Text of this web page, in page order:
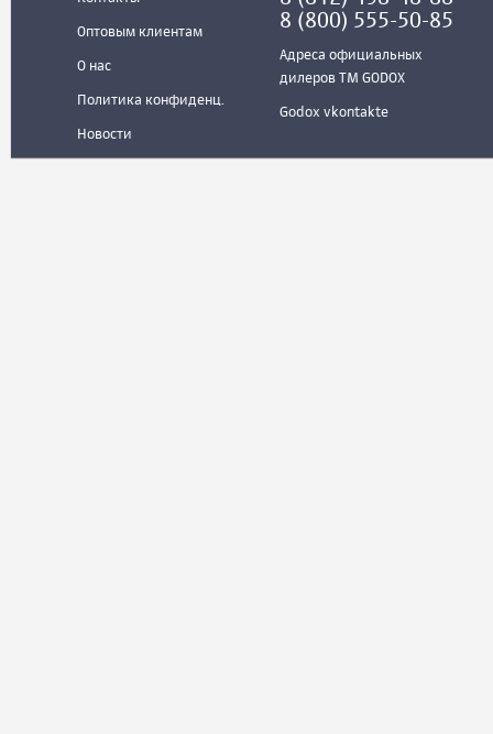
Оптовым клиентам
О нас
Политика конфиденц.
Новости
8 (800) 555-50-85
Адреса официальных
дилеров ТМ GODOX
Godox vkontakte